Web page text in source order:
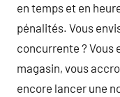
en temps et en
pénalités. Vous
concurrente ? Vous
magasin, vous
encore lancer une